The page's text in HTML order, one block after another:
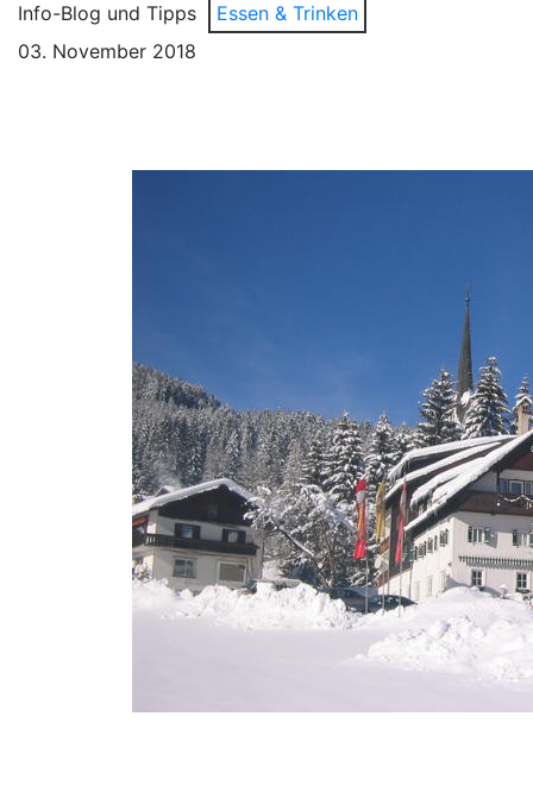
Info-Blog und Tipps
Essen & Trinken
03. November 2018